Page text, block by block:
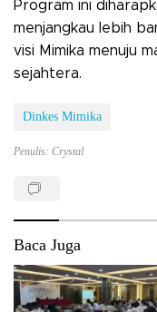
Program ini
menjangkau lebih
visi Mimika menuju
sejahtera.
Dinkes Mimika
Penulis: Crystal
Baca Juga